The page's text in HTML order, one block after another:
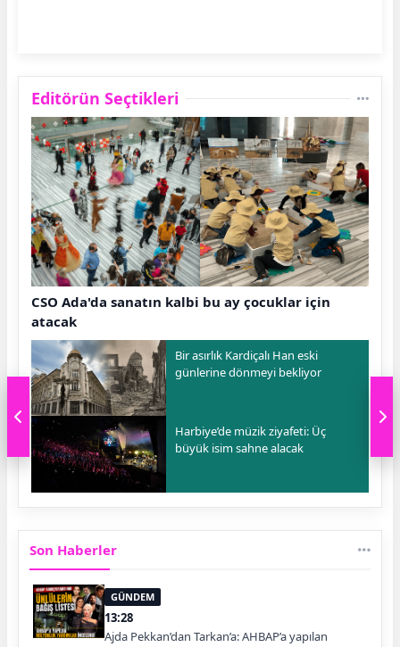
Editörün Seçtikleri
CSO Ada'da sanatın kalbi bu ay çocuklar için
atacak
Bir asırlık Kardiçalı Han eski
günlerine dönmeyi bekliyor
Harbiye’de müzik ziyafeti: Üç
büyük isim sahne alacak
Son Haberler
GÜNDEM
13:28
Ajda Pekkan’dan Tarkan’a: AHBAP’a yapılan